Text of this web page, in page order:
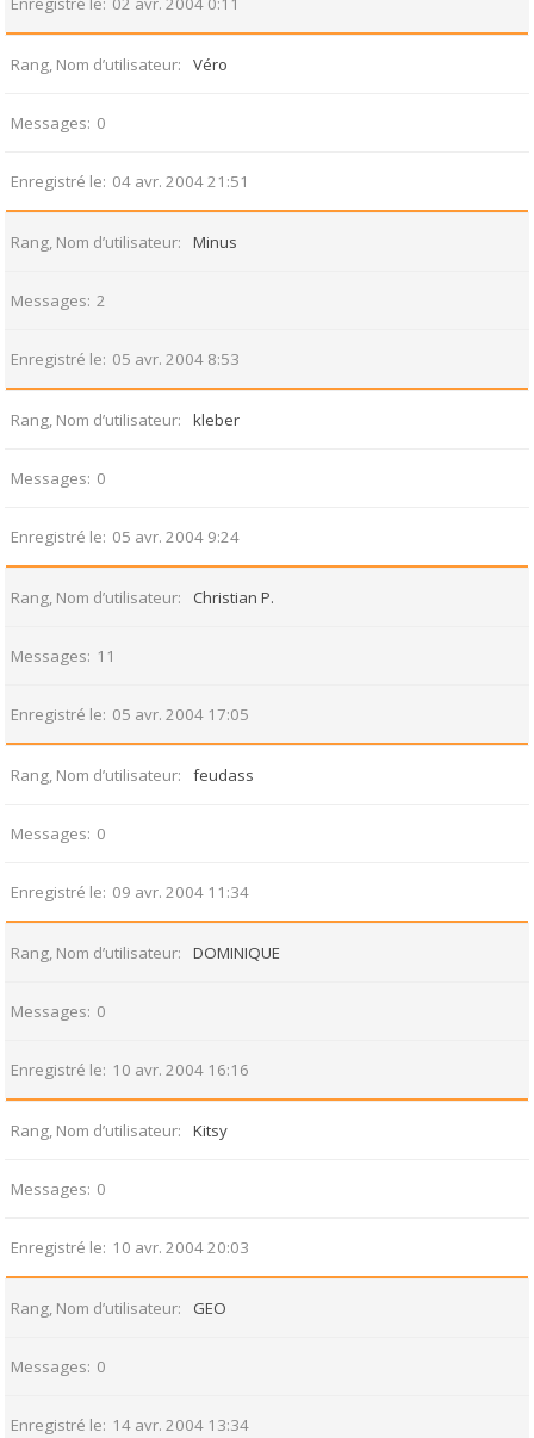
Rang, Nom d’utilisateur Véro
Messages 0
Enregistré le 04 avr. 2004 21:51
Rang, Nom d’utilisateur Minus
Messages 2
Enregistré le 05 avr. 2004 8:53
Rang, Nom d’utilisateur kleber
Messages 0
Enregistré le 05 avr. 2004 9:24
Rang, Nom d’utilisateur Christian P.
Messages 11
Enregistré le 05 avr. 2004 17:05
Rang, Nom d’utilisateur feudass
Messages 0
Enregistré le 09 avr. 2004 11:34
Rang, Nom d’utilisateur DOMINIQUE
Messages 0
Enregistré le 10 avr. 2004 16:16
Rang, Nom d’utilisateur Kitsy
Messages 0
Enregistré le 10 avr. 2004 20:03
Rang, Nom d’utilisateur GEO
Messages 0
Enregistré le 14 avr. 2004 13:34